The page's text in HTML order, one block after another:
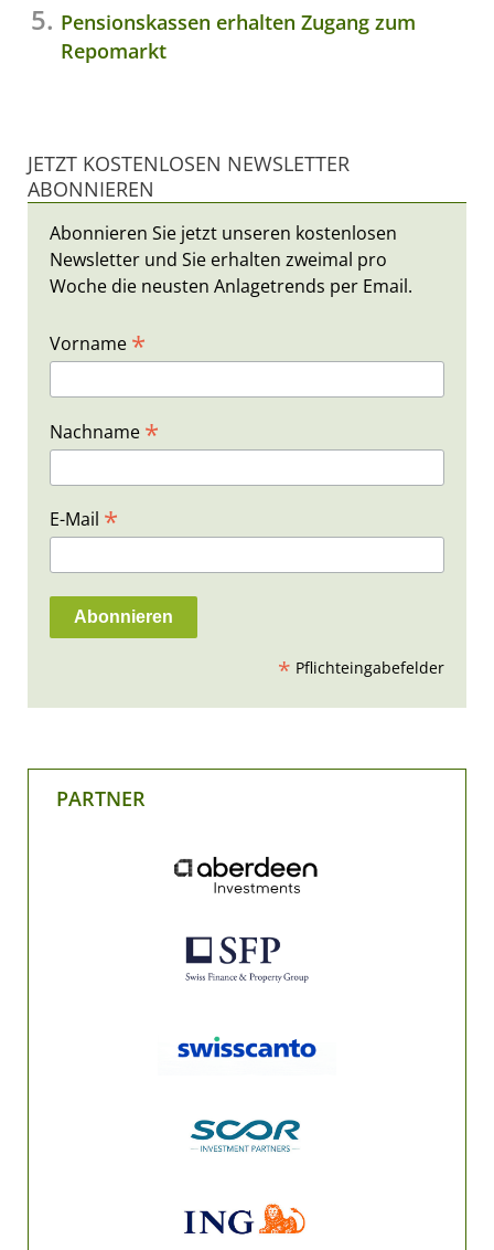
Pensionskassen erhalten Zugang zum
Repomarkt
JETZT KOSTENLOSEN NEWSLETTER
ABONNIEREN
Abonnieren Sie jetzt unseren kostenlosen
Newsletter und Sie erhalten zweimal pro
Woche die neusten Anlagetrends per Email.
Vorname *
Nachname *
E-Mail *
* Pflichteingabefelder
PARTNER